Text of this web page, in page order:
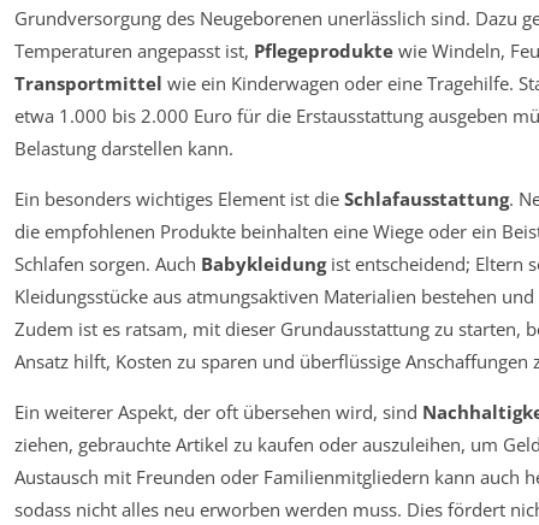
Grundversorgung des Neugeborenen unerlässlich sind. Dazu
Temperaturen angepasst ist, Pflegeprodukte wie Windeln,
Transportmittel wie ein Kinderwagen oder eine Tragehilfe.
etwa 1.000 bis 2.000 Euro für die Erstausstattung ausgeben
Belastung darstellen kann.
Ein besonders wichtiges Element ist die Schlafausstattung.
die empfohlenen Produkte beinhalten eine Wiege oder ein
Schlafen sorgen. Auch Babykleidungist entscheidend; Eltern
Kleidungsstücke aus atmungsaktiven Materialien bestehen
Zudem ist es ratsam, mit dieser Grundausstattung zu starten,
Ansatz hilft, Kosten zu sparen und überflüssige Anschaffungen
Ein weiterer Aspekt, der oft übersehen wird, sind
ziehen, gebrauchte Artikel zu kaufen oder auszuleihen, um
Austausch mit Freunden oder Familienmitgliedern kann auch
sodass nicht alles neu erworben werden muss. Dies fördert